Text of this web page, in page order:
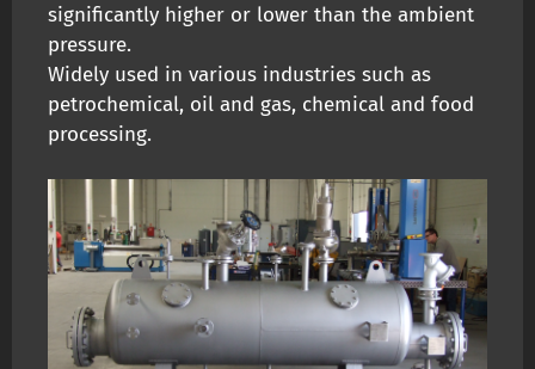
significantly higher or lower than the ambient
pressure.
Widely used in various industries such as
petrochemical, oil and gas, chemical and food
processing.